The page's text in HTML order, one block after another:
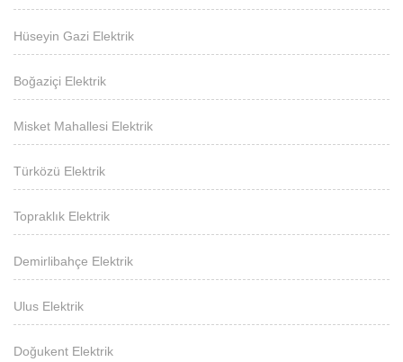
Hüseyin Gazi Elektrik
Boğaziçi Elektrik
Misket Mahallesi Elektrik
Türközü Elektrik
Topraklık Elektrik
Demirlibahçe Elektrik
Ulus Elektrik
Doğukent Elektrik